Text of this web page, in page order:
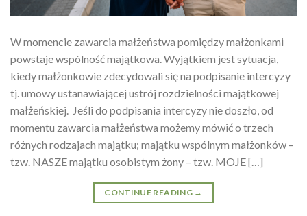
W momencie zawarcia małżeństwa pomiędzy małżonkami
powstaje wspólność majątkowa. Wyjątkiem jest sytuacja,
kiedy małżonkowie zdecydowali się na podpisanie intercyzy
tj. umowy ustanawiającej ustrój rozdzielności majątkowej
małżeńskiej. Jeśli do podpisania intercyzy nie doszło, od
momentu zawarcia małżeństwa możemy mówić o trzech
różnych rodzajach majątku; majątku wspólnym małżonków –
tzw. NASZE majątku osobistym żony – tzw. MOJE […]
CONTINUE READING →